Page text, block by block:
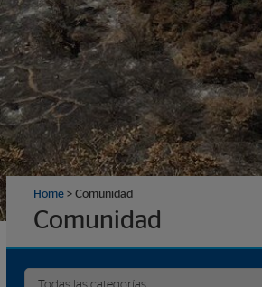
Home > Comunidad
Comunidad